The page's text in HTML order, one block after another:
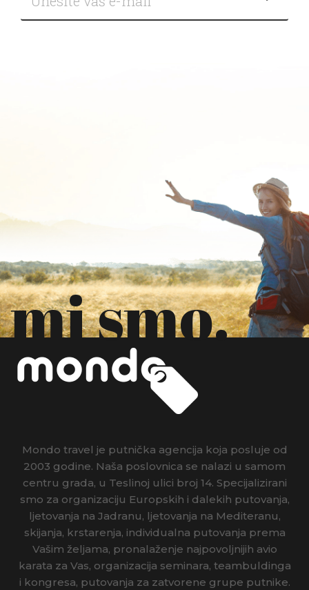
mi smo.
Mondo travel je putnička agencija koja posluje od
2003 godine. Naša poslovnica se nalazi u samom
centru grada, u Teslinoj ulici broj 14. Specijalizirani
smo za organizaciju Europskih i dalekih putovanja,
ljetovanja na Jadranu, ljetovanja na Mediteranu,
skijanja, krstarenja, individualna putovanja prema
Vašim željama, pronalaženje najpovoljnijih avio
karata za Vas, organizacija seminara, teambuldinga
i kongresa, putovanja za zatvorene grupe putnike.